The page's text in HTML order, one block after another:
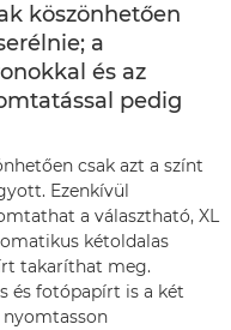
köszönhetően
a
és az
pedig
csak azt a színt
Ezenkívül
a választható, XL
kétoldalas
takaríthat meg.
és fotópapírt is a két
nyomtasson